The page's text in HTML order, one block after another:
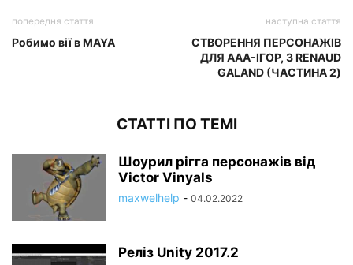
попередня стаття
Робимо вії в MAYA
наступна стаття
СТВОРЕННЯ ПЕРСОНАЖІВ
ДЛЯ AAA-ІГОР, З RENAUD
GALAND (ЧАСТИНА 2)
СТАТТІ ПО ТЕМІ
Шоурил рігга персонажів від
Victor Vinyals
maxwelhelp - 04.02.2022
Реліз Unity 2017.2